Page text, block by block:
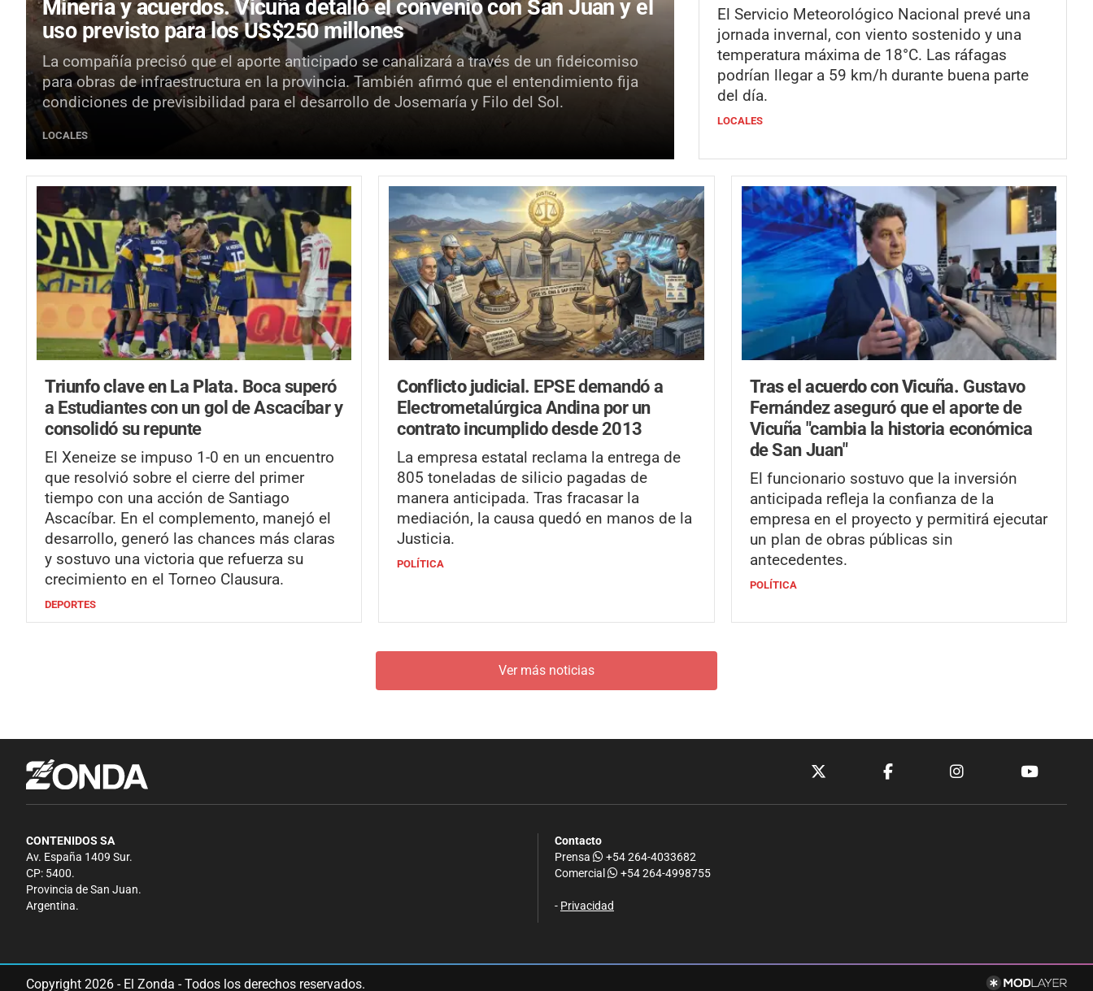
Minería y acuerdos.Vicuña detalló el convenio con San Juan y el
uso previsto para los US$250 millones
La compañía precisó que el aporte anticipado se canalizará a través de un fideicomiso
para obras de infraestructura en la provincia. También afirmó que el entendimiento fija
condiciones de previsibilidad para el desarrollo de Josemaría y Filo del Sol.
LOCALES
El Servicio Meteorológico Nacional prevé una
jornada invernal, con viento sostenido y una
temperatura máxima de 18°C. Las ráfagas
podrían llegar a 59 km/h durante buena parte
del día.
LOCALES
Triunfo clave en La Plata. Boca superó
a Estudiantes con un gol de Ascacíbar y
consolidó su repunte
El Xeneize se impuso 1-0 en un encuentro
que resolvió sobre el cierre del primer
tiempo con una acción de Santiago
Ascacíbar. En el complemento, manejó el
desarrollo, generó las chances más claras
y sostuvo una victoria que refuerza su
crecimiento en el Torneo Clausura.
DEPORTES
Conflicto judicial. EPSE demandó a
Electrometalúrgica Andina por un
contrato incumplido desde 2013
La empresa estatal reclama la entrega de
805 toneladas de silicio pagadas de
manera anticipada. Tras fracasar la
mediación, la causa quedó en manos de la
Justicia.
POLÍTICA
Tras el acuerdo con Vicuña. Gustavo
Fernández aseguró que el aporte de
Vicuña "cambia la historia económica
de San Juan"
El funcionario sostuvo que la inversión
anticipada refleja la confianza de la
empresa en el proyecto y permitirá ejecutar
un plan de obras públicas sin
antecedentes.
POLÍTICA
Ver más noticias
CONTENIDOS SA
Av. España 1409 Sur.
CP: 5400.
Provincia de San Juan.
Argentina.
Contacto
Prensa
+54 264-4033682
Comercial
+54 264-4998755
- Privacidad
Copyright 2026 - El Zonda - Todos los derechos reservados.